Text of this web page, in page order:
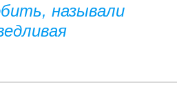
называли